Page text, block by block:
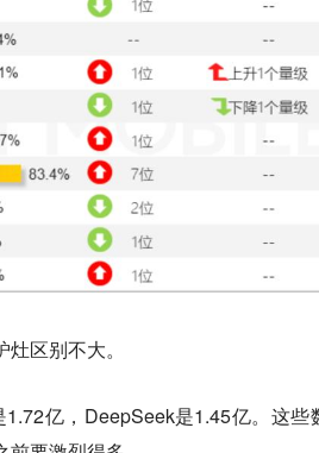
区别不大。
亿，DeepSeek是1.45亿。这些